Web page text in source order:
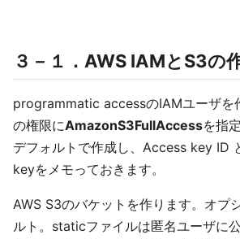
３－１．AWS IAMとS3の
programmatic accessのIAMユーザを
の権限にAmazonS3FullAccessを指
デフォルトで作成し、Access key ID
keyをメモっておきます。
AWS S3のバケットを作ります。オプ
ルト。staticファイルは匿名ユーザに